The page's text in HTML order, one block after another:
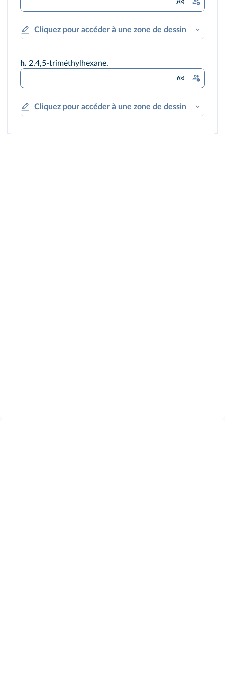
Cliquez pour accéder à une zone de dessin
h. 2,4,5-triméthylhexane.
Cliquez pour accéder à une zone de dessin